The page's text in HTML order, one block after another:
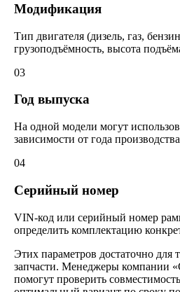
Модификация
Тип двигателя (дизель, газ,
грузоподъёмность, высота
03
Год выпуска
На одной модели могут
зависимости от года
04
Серийный номер
VIN-код или серийный номер
определить комплектацию
Этих параметров достаточно для
запчасти. Менеджеры
помогут проверить